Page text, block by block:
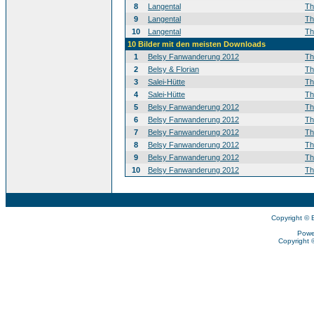
8
Langental
9
Langental
10
Langental
10 Bilder mit den meisten Downloads
1
Belsy Fanwanderung 2012
2
Belsy & Florian
3
Salei-Hütte
4
Salei-Hütte
5
Belsy Fanwanderung 2012
6
Belsy Fanwanderung 2012
7
Belsy Fanwanderung 2012
8
Belsy Fanwanderung 2012
9
Belsy Fanwanderung 2012
10
Belsy Fanwanderung 2012
Copyright ©
Copyright